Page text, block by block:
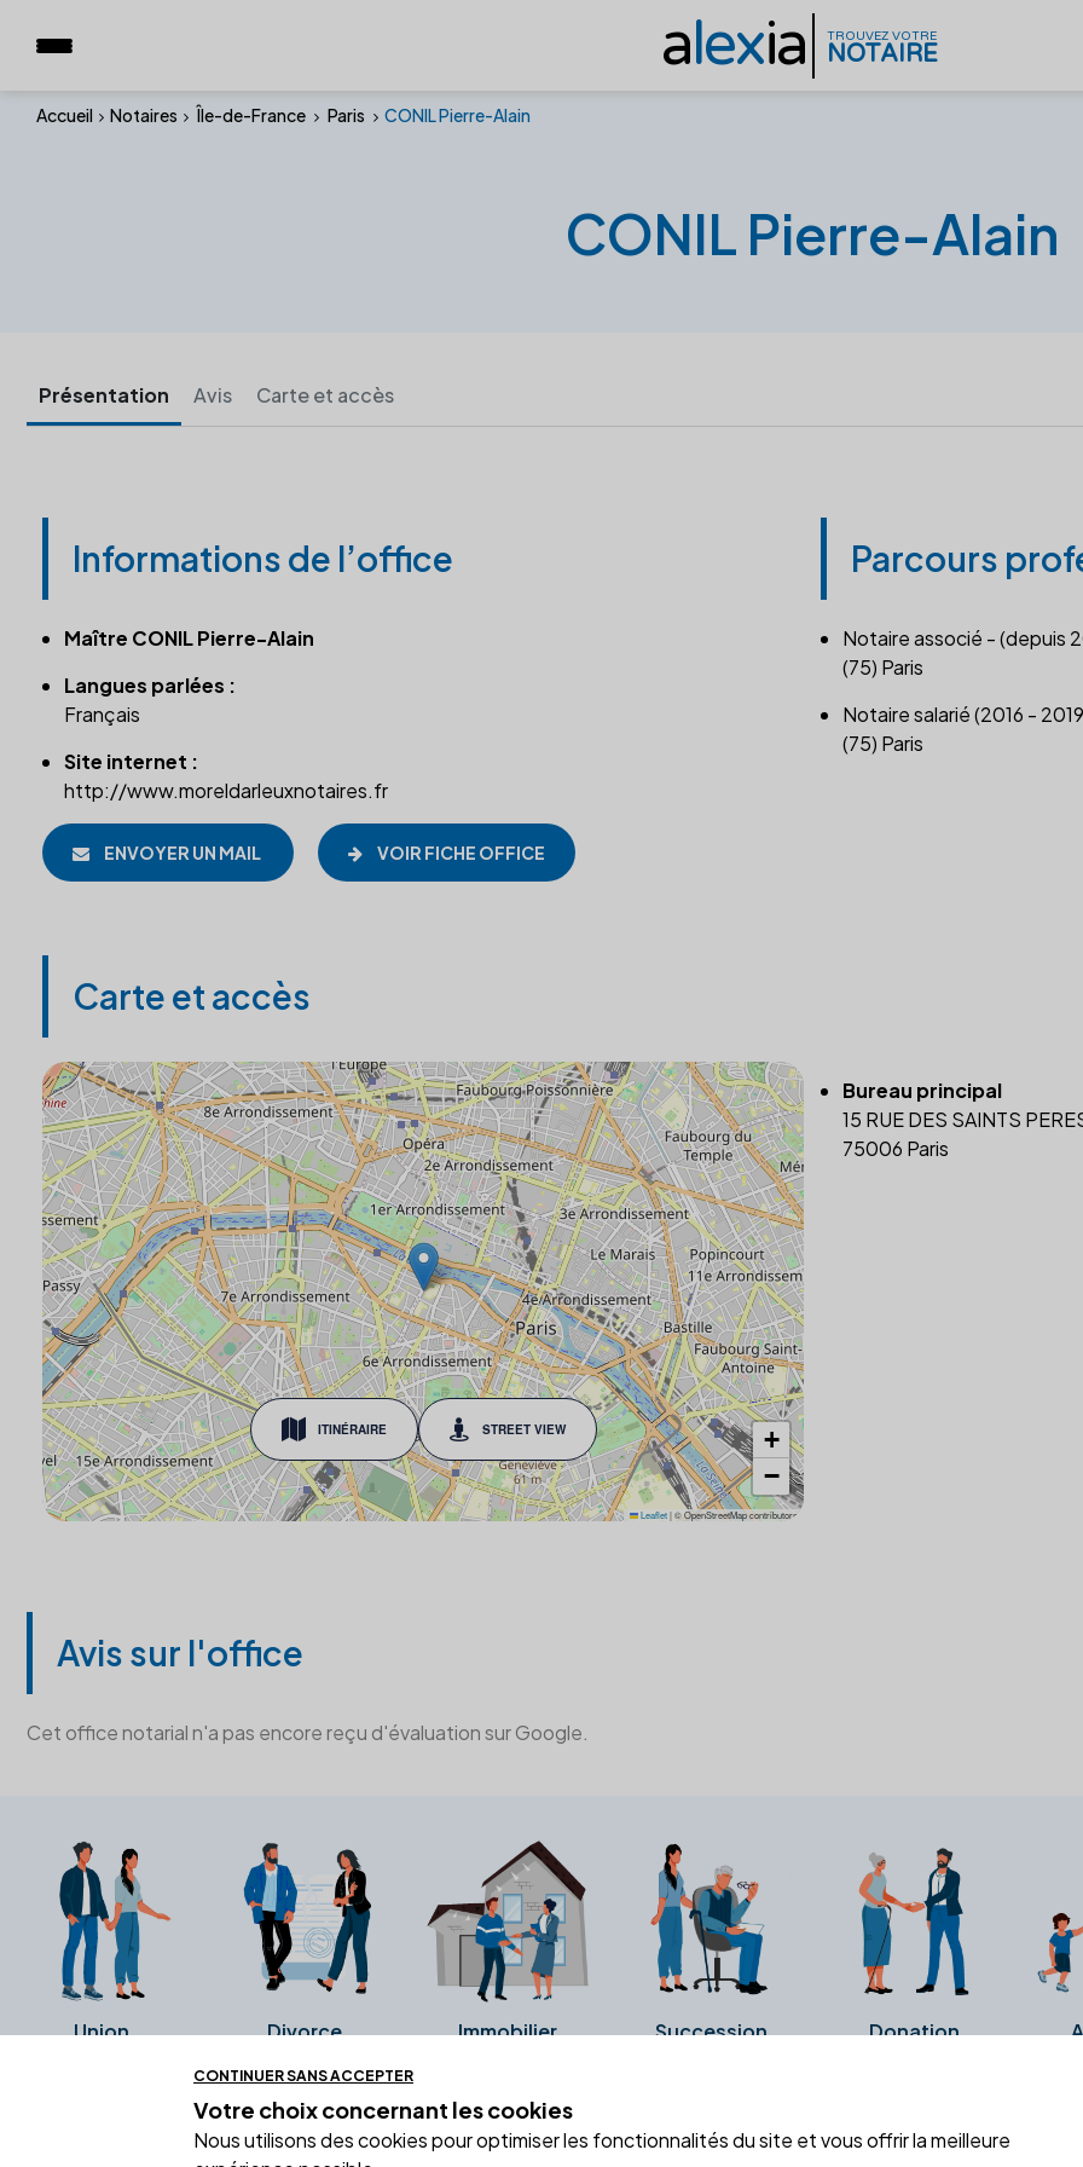
alexia TROUVEZ VOTRE
NOTAIRE
Accueil Notaires Île-de-France Paris CONIL Pierre-Alain
CONIL Pierre-Alain
Présentation Avis Carte et accès
Informations de l’office
Maître CONIL Pierre-Alain
Langues parlées :
Français
Site internet :
http://www.moreldarleuxnotaires.fr
ENVOYER UN MAIL VOIR FICHE OFFICE
Parcours
Notaire associé - (depuis
(75) Paris
Notaire salarié (2016 -
(75) Paris
Carte et accès
ITINÉRAIRE STREET VIEW
+
−
Leaflet |© OpenStreetMap contributors
Bureau principal
15 RUE DES SAINTS
75006 Paris
Avis sur l'office
Cet office notarial n'a pas encore reçu d'évaluation sur Google.
Union Divorce Immobilier Succession Donation
Ces avis proviennent directement de la fiche Google Business de l'office notarial. Ils n'ont ni
CONTINUER SANS ACCEPTER
Votre choix concernant les cookies
Nous utilisons des cookies pour optimiser les fonctionnalités du site et vous offrir la meilleure